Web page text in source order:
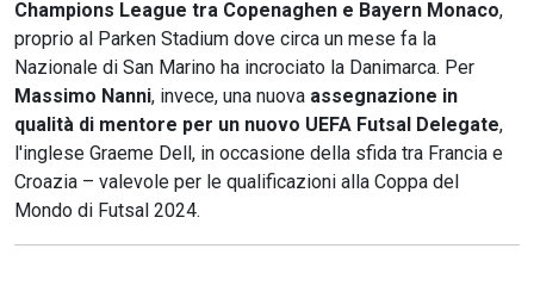
Champions League tra Copenaghen e Bayern Monaco,
proprio al Parken Stadium dove circa un mese fa la
Nazionale di San Marino ha incrociato la Danimarca. Per
Massimo Nanni, invece, una nuova assegnazione in
qualità di mentore per un nuovo UEFA Futsal Delegate,
l'inglese Graeme Dell, in occasione della sfida tra Francia e
Croazia – valevole per le qualificazioni alla Coppa del
Mondo di Futsal 2024.